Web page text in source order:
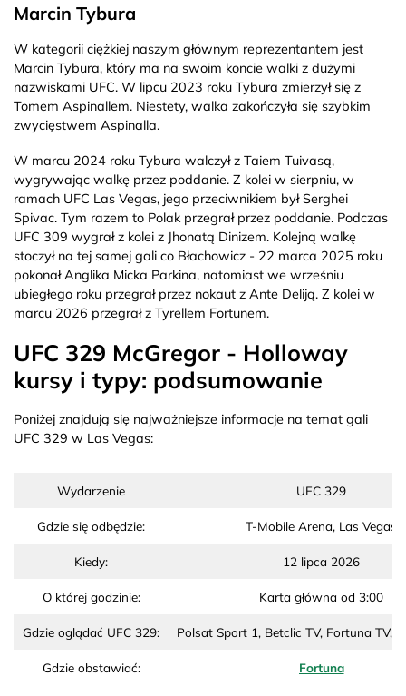
Marcin Tybura
W kategorii ciężkiej naszym głównym reprezentantem jest
Marcin Tybura, który ma na swoim koncie walki z dużymi
nazwiskami UFC. W lipcu 2023 roku Tybura zmierzył się z
Tomem Aspinallem. Niestety, walka zakończyła się szybkim
zwycięstwem Aspinalla.
W marcu 2024 roku Tybura walczył z Taiem Tuivasą,
wygrywając walkę przez poddanie. Z kolei w sierpniu, w
ramach UFC Las Vegas, jego przeciwnikiem był Serghei
Spivac. Tym razem to Polak przegrał przez poddanie. Podczas
UFC 309 wygrał z kolei z Jhonatą Dinizem. Kolejną walkę
stoczył na tej samej gali co Błachowicz - 22 marca 2025 roku
pokonał Anglika Micka Parkina, natomiast we wrześniu
ubiegłego roku przegrał przez nokaut z Ante Deliją. Z kolei w
marcu 2026 przegrał z Tyrellem Fortunem.
UFC 329 McGregor - Holloway
kursy i typy: podsumowanie
Poniżej znajdują się najważniejsze informacje na temat gali
UFC 329 w Las Vegas:
Wydarzenie UFC 329
Gdzie się odbędzie: T-Mobile Arena, Las Vegas
Kiedy: 12 lipca 2026
O której godzinie: Karta główna od 3:00
Gdzie oglądać UFC 329: Polsat Sport 1, Betclic TV, Fortuna TV,
Gdzie obstawiać: Fortuna